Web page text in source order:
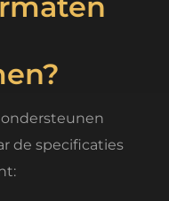
de specificaties